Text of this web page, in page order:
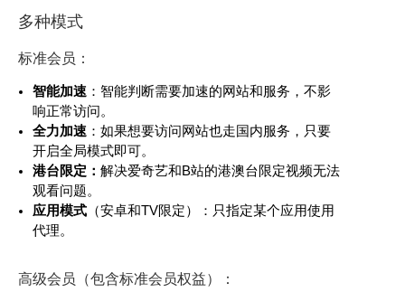
多种模式
标准会员：
智能加速 ：智能判断需要加速的网站和服务，不影
响正常访问。
全力加速 ：如果想要访问网站也走国内服务，只要
开启全局模式即可。
港台限定： 解决爱奇艺和B站的港澳台限定视频无法
观看问题。
应用模式 （安卓和TV限定）：只指定某个应用使用
代理。
高级会员（包含标准会员权益）：